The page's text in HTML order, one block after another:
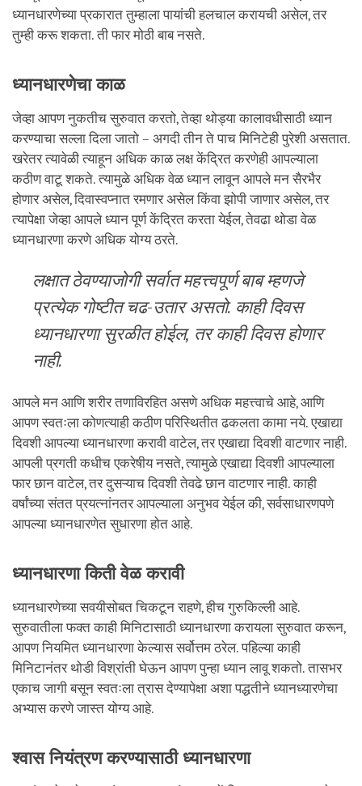
ध्यानधारणेच्या प्रकारात तुम्हाला पायांची हलचाल करायची असेल, तर
तुम्ही करू शकता. ती फार मोठी बाब नसते.
ध्यानधारणेचा काळ
जेव्हा आपण नुकतीच सुरुवात करतो, तेव्हा थोड्या कालावधीसाठी ध्यान
करण्याचा सल्ला दिला जातो – अगदी तीन ते पाच मिनिटेही पुरेशी असतात.
खरेतर त्यावेळी त्याहून अधिक काळ लक्ष केंद्रित करणेही आपल्याला
कठीण वाटू शकते. त्यामुळे अधिक वेळ ध्यान लावून आपले मन सैरभैर
होणार असेल, दिवास्वप्नात रमणार असेल किंवा झोपी जाणार असेल, तर
त्यापेक्षा जेव्हा आपले ध्यान पूर्ण केंद्रित करता येईल, तेवढा थोडा वेळ
ध्यानधारणा करणे अधिक योग्य ठरते.
लक्षात ठेवण्याजोगी सर्वात महत्त्वपूर्ण बाब म्हणजे
प्रत्येक गोष्टीत चढ-उतार असतो. काही दिवस
ध्यानधारणा सुरळीत होईल, तर काही दिवस होणार
नाही.
आपले मन आणि शरीर तणाविरहित असणे अधिक महत्त्वाचे आहे, आणि
आपण स्वतःला कोणत्याही कठीण परिस्थितीत ढकलता कामा नये. एखाद्या
दिवशी आपल्या ध्यानधारणा करावी वाटेल, तर एखाद्या दिवशी वाटणार नाही.
आपली प्रगती कधीच एकरेषीय नसते, त्यामुळे एखाद्या दिवशी आपल्याला
फार छान वाटेल, तर दुसऱ्याच दिवशी तेवढे छान वाटणार नाही. काही
वर्षांच्या संतत प्रयत्नांनतर आपल्याला अनुभव येईल की, सर्वसाधारणपणे
आपल्या ध्यानधारणेत सुधारणा होत आहे.
ध्यानधारणा किती वेळ करावी
ध्यानधारणेच्या सवयीसोबत चिकटून राहणे, हीच गुरुकिल्ली आहे.
सुरुवातीला फक्त काही मिनिटासाठी ध्यानधारणा करायला सुरुवात करून,
आपण नियमित ध्यानधारणा केल्यास सर्वोत्तम ठरेल. पहिल्या काही
मिनिटानंतर थोडी विश्रांती घेऊन आपण पुन्हा ध्यान लावू शकतो. तासभर
एकाच जागी बसून स्वतःला त्रास देण्यापेक्षा अशा पद्धतीने ध्यानध्यारणेचा
अभ्यास करणे जास्त योग्य आहे.
श्वास नियंत्रण करण्यासाठी ध्यानधारणा